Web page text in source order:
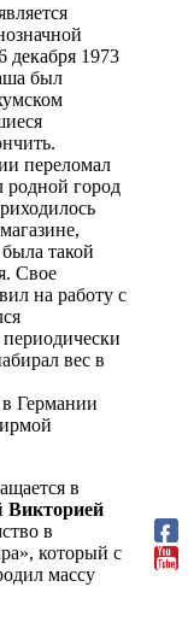
декабря 1973
был
переломал
город
такой
Свое
на работу с
вес в
Германии
в
Викторией
в
который с
массу